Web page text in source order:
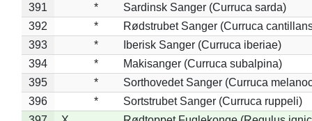
391
*
Sardinsk Sanger (Curruca sarda)
392
*
Rødstrubet Sanger (Curruca
393
*
Iberisk Sanger (Curruca iberiae)
394
*
Makisanger (Curruca subalpina)
395
*
Sorthovedet Sanger (Curruca
396
*
Sortstrubet Sanger (Curruca ruppeli)